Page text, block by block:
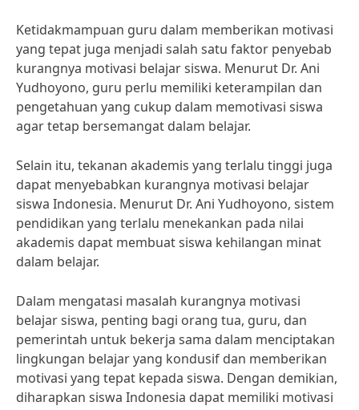
Ketidakmampuan guru dalam memberikan motivasi
yang tepat juga menjadi salah satu faktor penyebab
kurangnya motivasi belajar siswa. Menurut Dr. Ani
Yudhoyono, guru perlu memiliki keterampilan dan
pengetahuan yang cukup dalam memotivasi siswa
agar tetap bersemangat dalam belajar.
Selain itu, tekanan akademis yang terlalu tinggi juga
dapat menyebabkan kurangnya motivasi belajar
siswa Indonesia. Menurut Dr. Ani Yudhoyono, sistem
pendidikan yang terlalu menekankan pada nilai
akademis dapat membuat siswa kehilangan minat
dalam belajar.
Dalam mengatasi masalah kurangnya motivasi
belajar siswa, penting bagi orang tua, guru, dan
pemerintah untuk bekerja sama dalam menciptakan
lingkungan belajar yang kondusif dan memberikan
motivasi yang tepat kepada siswa. Dengan demikian,
diharapkan siswa Indonesia dapat memiliki motivasi